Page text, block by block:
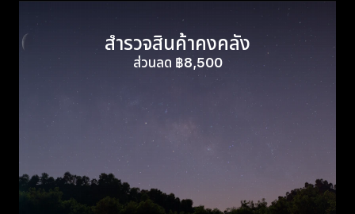
สำรวจสินค้าคงคลัง
ส่วนลด ฿8,500